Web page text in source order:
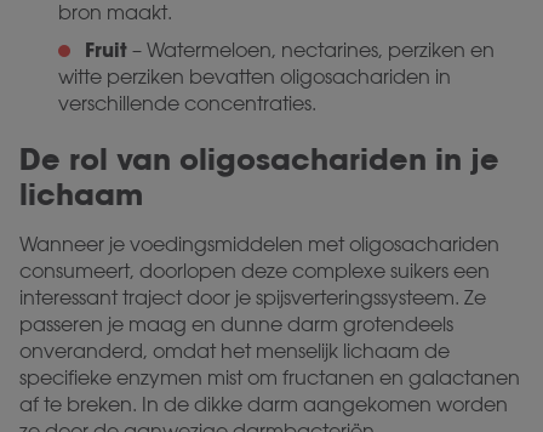
bron maakt.
Fruit – Watermeloen, nectarines, perziken en
witte perziken bevatten oligosachariden in
verschillende concentraties.
De rol van oligosachariden in je
lichaam
Wanneer je voedingsmiddelen met oligosachariden
consumeert, doorlopen deze complexe suikers een
interessant traject door je spijsverteringssysteem. Ze
passeren je maag en dunne darm grotendeels
onveranderd, omdat het menselijk lichaam de
specifieke enzymen mist om fructanen en galactanen
af te breken. In de dikke darm aangekomen worden